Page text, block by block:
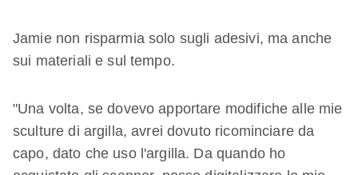
Jamie non risparmia solo sugli adesivi, ma anche
sui materiali e sul tempo.
"Una volta, se dovevo apportare modifiche alle mie
sculture di argilla, avrei dovuto ricominciare da
capo, dato che uso l'argilla. Da quando ho